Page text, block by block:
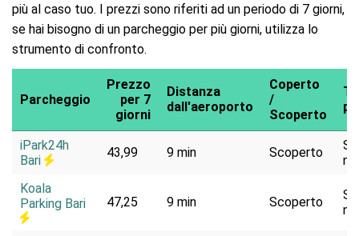
più al caso tuo. I prezzi sono riferiti ad un periodo di 7 giorni,
se hai bisogno di un parcheggio per più giorni, utilizza lo
strumento di confronto.
Parcheggio
Prezzo
per 7
giorni
Distanza
dall'aeroporto
Coperto
/
Scoperto
iPark24h
Bari
43,99 9 min Scoperto
Koala
Parking Bari
47,25 9 min Scoperto